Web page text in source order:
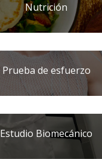
Nutrición
Prueba de esfuerzo
Estudio Biomecánico